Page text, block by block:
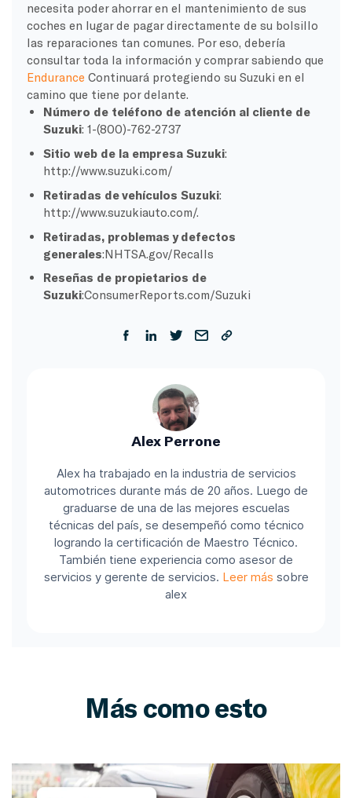
necesita poder ahorrar en el mantenimiento de sus
coches en lugar de pagar directamente de su bolsillo
las reparaciones tan comunes. Por eso, debería
consultar toda la información y comprar sabiendo que
Endurance Continuará protegiendo su Suzuki en el
camino que tiene por delante.
Número de teléfono de atención al cliente de
Suzuki: 1-(800)-762-2737
Sitio web de la empresa Suzuki:
http://www.suzuki.com/
Retiradas de vehículos Suzuki:
http://www.suzukiauto.com/.
Retiradas, problemas y defectos
generales:NHTSA.gov/Recalls
Reseñas de propietarios de
Suzuki:ConsumerReports.com/Suzuki
Alex Perrone
Alex ha trabajado en la industria de servicios
automotrices durante más de 20 años. Luego de
graduarse de una de las mejores escuelas
técnicas del país, se desempeñó como técnico
logrando la certificación de Maestro Técnico.
También tiene experiencia como asesor de
servicios y gerente de servicios. Leer más sobre
alex
Más como esto